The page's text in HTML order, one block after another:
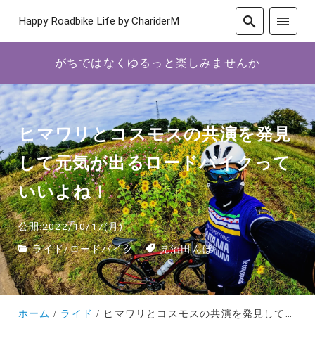
Happy Roadbike Life by ChariderM
がちではなくゆるっと楽しみませんか
ヒマワリとコスモスの共演を発見
して元気が出るロードバイクって
いいよね！
公開:2022/10/17(月)
ライド/ロードバイク 見沼田んぼ
ホーム ライド ヒマワリとコスモスの共演を発見して元気が出るロードバイクっていいよね！